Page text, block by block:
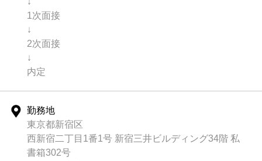
1次面接
↓
2次面接
↓
内定
勤務地
東京都新宿区
西新宿二丁目1番1号 新宿三井ビルディング34階 私
書箱302号